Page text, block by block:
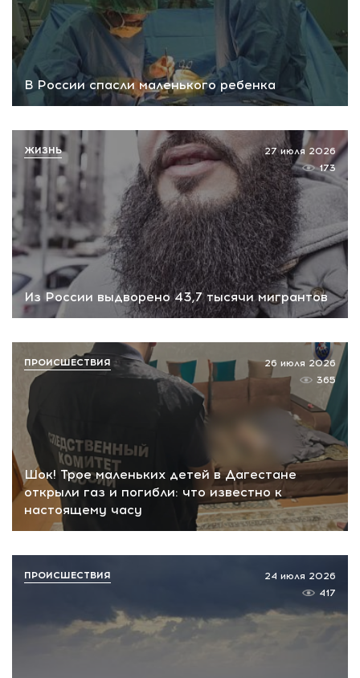
В России спасли маленького ребенка
Из России выдворено 43,7 тысячи мигрантов
27 июля 2026
173
ЖИЗНЬ
Шок! Трое маленьких детей в Дагестане
открыли газ и погибли: что известно к
настоящему часу
26 июля 2026
365
ПРОИСШЕСТВИЯ
24 июля 2026
417
ПРОИСШЕСТВИЯ